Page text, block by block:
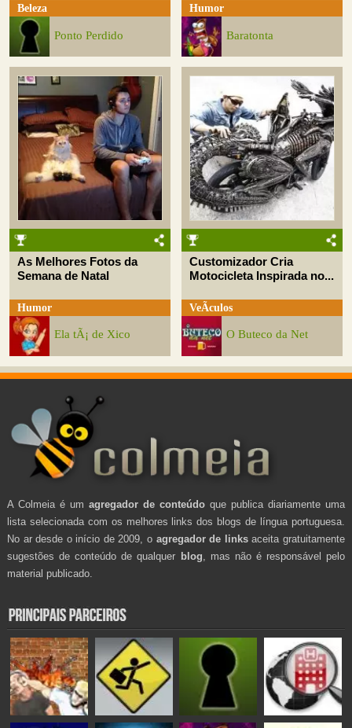
Beleza
Ponto Perdido
Humor
Baratonta
As Melhores Fotos da
Semana de Natal
Humor
Ela tÃ¡ de Xico
Customizador Cria
Motocicleta Inspirada no...
VeÃ­culos
O Buteco da Net
A Colmeia é um agregador de conteúdo que publica diariamente uma
lista selecionada com os melhores links dos blogs de língua portuguesa.
No ar desde o início de 2009, o agregador de linksaceita gratuitamente
sugestões de conteúdo de qualquer blog , mas não é responsável pelo
material publicado.